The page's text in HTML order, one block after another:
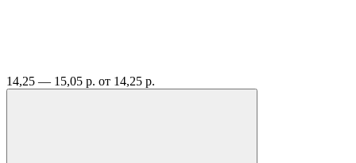
14,25 — 15,05 р. от 14,25 р.